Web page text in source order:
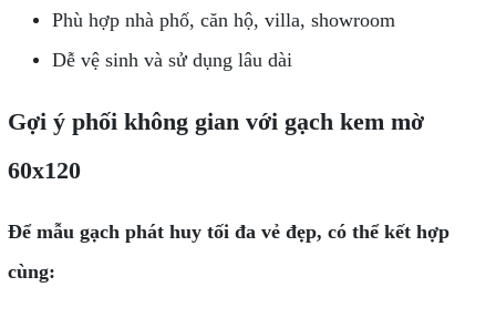
Phù hợp nhà phố, căn hộ, villa, showroom
Dễ vệ sinh và sử dụng lâu dài
Gợi ý phối không gian với gạch kem mờ
60x120
Để mẫu gạch phát huy tối đa vẻ đẹp, có thể kết hợp
cùng: